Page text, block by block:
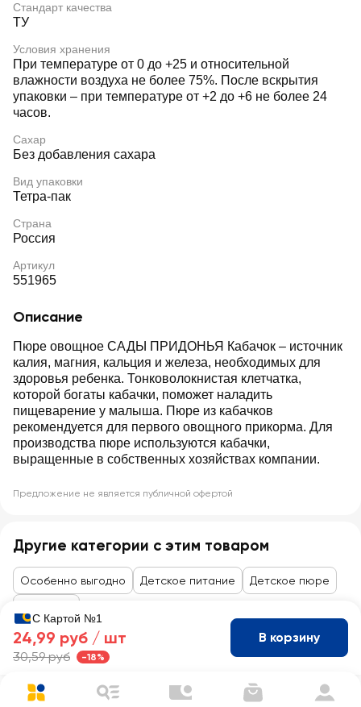
Стандарт качества
ТУ
Условия хранения
При температуре от 0 до +25 и относительной
влажности воздуха не более 75%. После вскрытия
упаковки – при температуре от +2 до +6 не более 24
часов.
Сахар
Без добавления сахара
Вид упаковки
Тетра-пак
Страна
Россия
Артикул
551965
Описание
Пюре овощное САДЫ ПРИДОНЬЯ Кабачок – источник
калия, магния, кальция и железа, необходимых для
здоровья ребенка. Тонковолокнистая клетчатка,
которой богаты кабачки, поможет наладить
пищеварение у малыша. Пюре из кабачков
рекомендуется для первого овощного прикорма. Для
производства пюре используются кабачки,
выращенные в собственных хозяйствах компании.
Предложение не является публичной офертой
Другие категории с этим товаром
Особенно выгодно Детское питание Детское пюре
С Картой №1
24,99 руб / шт
30,59 руб -18%
В корзину